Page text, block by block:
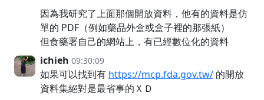
因為我研究了上面那個開放資料，他有的資料是仿
單的 PDF（例如藥品外盒或盒子裡的那張紙）
但食藥署自己的網站上，有已經數位化的資料
ichieh 09:30:09
如果可以找到有 https://mcp.fda.gov.tw/ 的開放
資料集絕對是最省事的ＸＤ